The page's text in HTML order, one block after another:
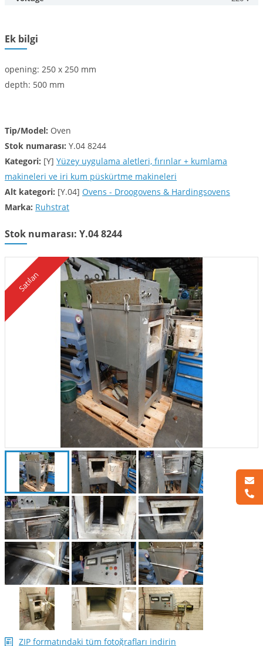
Ek bilgi
opening: 250 x 250 mm
depth: 500 mm
Tip/Model: Oven
Stok numarası: Y.04 8244
Kategori: [Y] Yüzey uygulama aletleri, fırınlar + kumlama
makineleri ve iri kum püskürtme makineleri
Alt kategori: [Y.04] Ovens - Droogovens & Hardingsovens
Marka: Ruhstrat
Stok numarası: Y.04 8244
Satılan
ZIP formatındaki tüm fotoğrafları indirin